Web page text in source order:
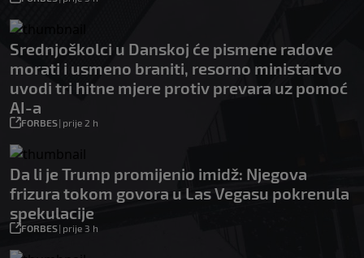
Srednjoškolci u Danskoj će pismene radove
morati i usmeno braniti, resorno ministartvo
uvodi tri hitne mjere protiv prevara uz pomoć
AI-a
FORBES| prije 2 h
Da li je Trump promijenio imidž: Njegova
frizura tokom govora u Las Vegasu pokrenula
spekulacije
FORBES| prije 3 h